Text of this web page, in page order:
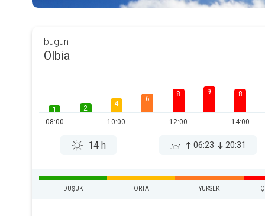
bugün
Olbia
1
08:00
2
4
10:00
6
8
12:00
9 8
14:00
14 h 06:23 20:31
DÜŞÜK ORTA YÜKSEK